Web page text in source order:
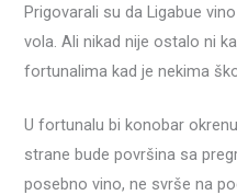
Prigovarali su da Ligabue
vola. Ali nikad nije ostalo ni
fortunalima kad je nekima
U fortunalu bi konobar
strane bude površina sa
posebno vino, ne svrše na